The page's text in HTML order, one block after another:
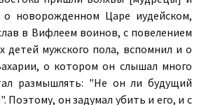
о новорожденном Царе иудейском,
в Вифлеем воинов, с повелением
детей мужского пола, вспомнил и о
о котором он слышал много
размышлять: "Не он ли будущий
Поэтому, он задумал убить и его, и с